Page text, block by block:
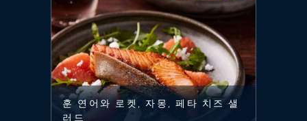
훈 연어와 로켓, 자몽, 페타 치즈 샐
러드